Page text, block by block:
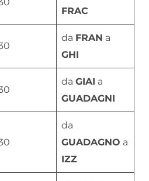
FRAC
da FRAN a
GHI
da GIAI a
GUADAGNI
da
GUADAGNO a
IZZ